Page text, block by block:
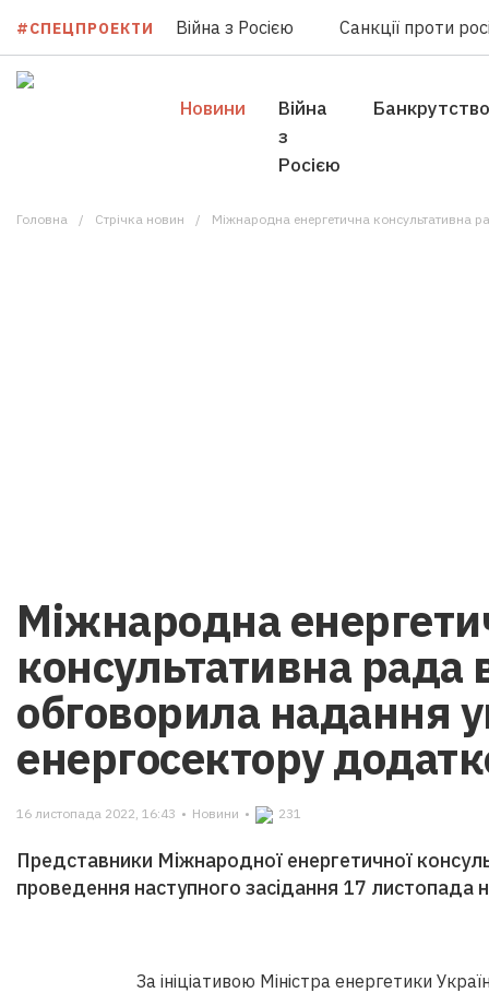
#СПЕЦПРОЕКТИ Війна з Росією Санкції проти
Новини
Війна
з
Росією
Банкрутство
Головна Стрічка новин Міжнародна енергетична консультативна рада високого
Міжнародна
консультативна рада
обговорила надання
енергосектору
16 листопада 2022, 16:43 • Новини • 231
Представники Міжнародної енергетичної
проведення наступного засідання 17 листопада на
За ініціативою Міністра енергетики